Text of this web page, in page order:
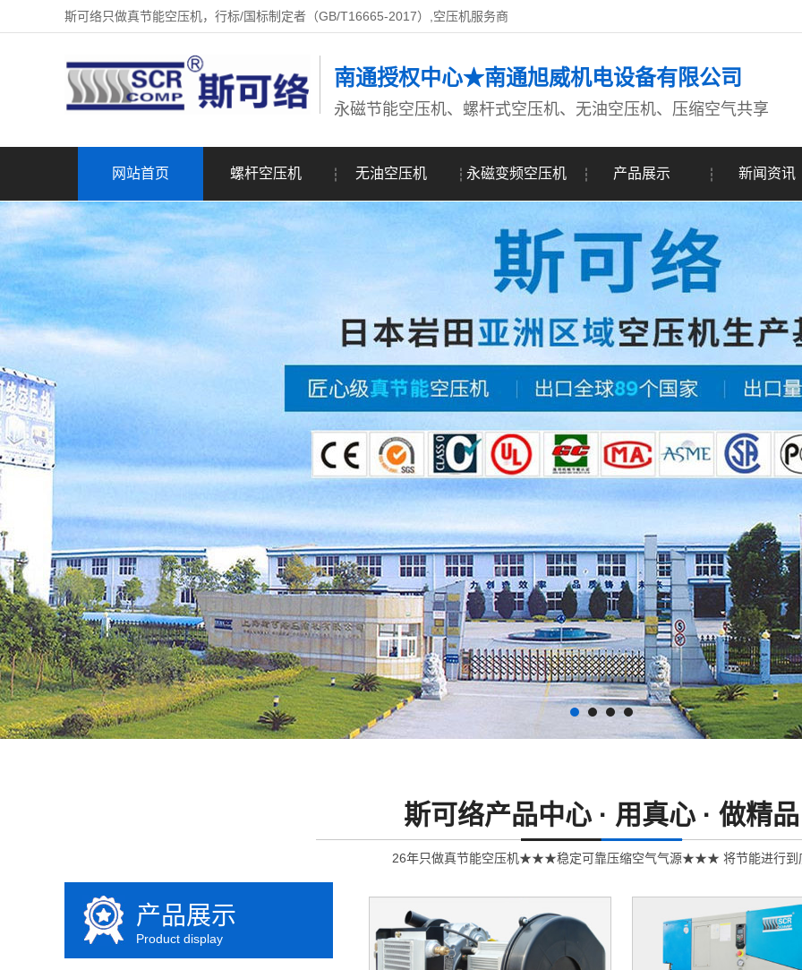
斯可络只做真节能空压机，行标/国标制定者（GB/T16665-2017）,空压机服务商
南通授权中心★南通旭威机电设备有限公司
永磁节能空压机、螺杆式空压机、无油空压机、压缩空气共享
网站首页 螺杆空压机 无油空压机 永磁变频空压机 产品展示 新闻资讯
斯可络产品中心 · 用真心 · 做精品
26年只做真节能空压机★★★稳定可靠压缩空气气源★★★ 将节能进行到
产品展示
Product display